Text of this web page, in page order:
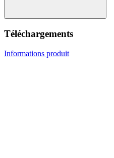
Téléchargements
Informations produit